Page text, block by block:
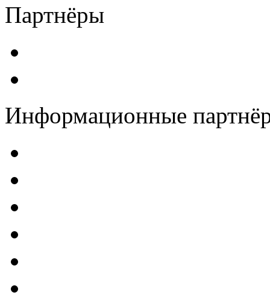
Партнёры
Информационные